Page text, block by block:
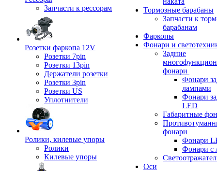
Запчасти к рессорам
Розетки фаркопа 12V
Розетки 7pin
Розетки 13pin
Держатели розетки
Розетки 3pin
Розетки US
Уплотнители
Ролики, килевые упоры
Ролики
Килевые упоры
Тормозные барабаны
Запчасти к
барабанам
Фаркопы
Фонари и
Задние
фонари
Фонари
лампами
Фонари
LED
Габаритные
фонари
Фонари
Фонари с
Оси